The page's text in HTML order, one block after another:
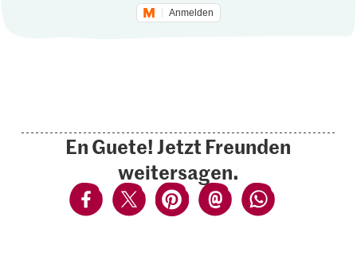
Anmelden
En Guete! Jetzt Freunden
weitersagen.